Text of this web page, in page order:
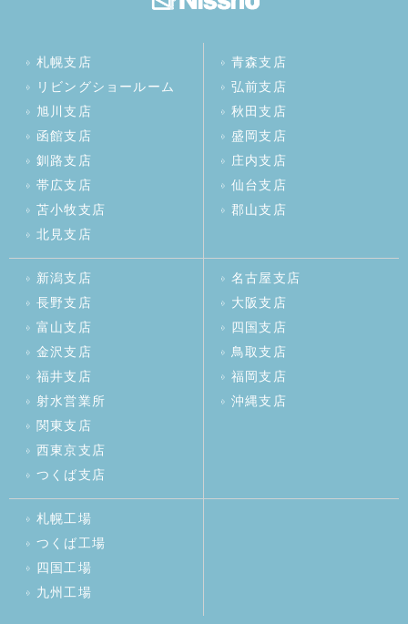
札幌支店
リビングショールーム
旭川支店
函館支店
釧路支店
帯広支店
苫小牧支店
北見支店
青森支店
弘前支店
秋田支店
盛岡支店
庄内支店
仙台支店
郡山支店
新潟支店
長野支店
富山支店
金沢支店
福井支店
射水営業所
関東支店
西東京支店
つくば支店
名古屋支店
大阪支店
四国支店
鳥取支店
福岡支店
沖縄支店
札幌工場
つくば工場
四国工場
九州工場